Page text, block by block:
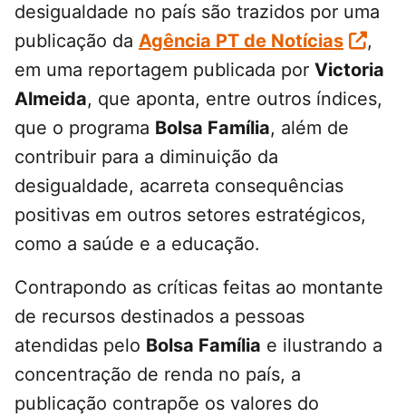
desigualdade no país são trazidos por uma
publicação da Agência PT de Notícias
,
em uma reportagem publicada por Victoria
Almeida, que aponta, entre outros índices,
que o programa Bolsa Família, além de
contribuir para a diminuição da
desigualdade, acarreta consequências
positivas em outros setores estratégicos,
como a saúde e a educação.
Contrapondo as críticas feitas ao montante
de recursos destinados a pessoas
atendidas pelo Bolsa Família e ilustrando a
concentração de renda no país, a
publicação contrapõe os valores do